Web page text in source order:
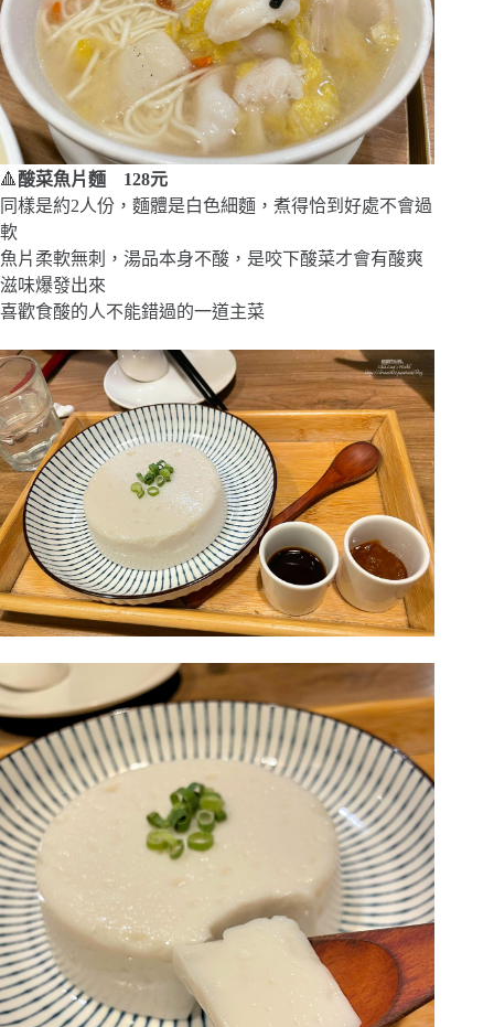
🔺酸菜魚片麵 128元
同樣是約2人份，麵體是白色細麵，煮得恰到好處不會過
軟
魚片柔軟無刺，湯品本身不酸，是咬下酸菜才會有酸爽
滋味爆發出來
喜歡食酸的人不能錯過的一道主菜